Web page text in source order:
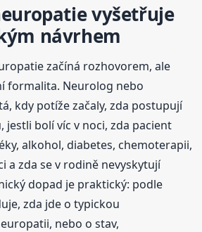
vyšetřuje
návrhem
začíná rozhovorem, ale
formalita. Neurolog nebo
kdy potíže začaly, zda postupují
jestli bolí víc v noci, zda pacient
alkohol, diabetes, chemoterapii,
a zda se v rodině nevyskytují
dopad je praktický: podle
zda jde o typickou
nebo o stav,